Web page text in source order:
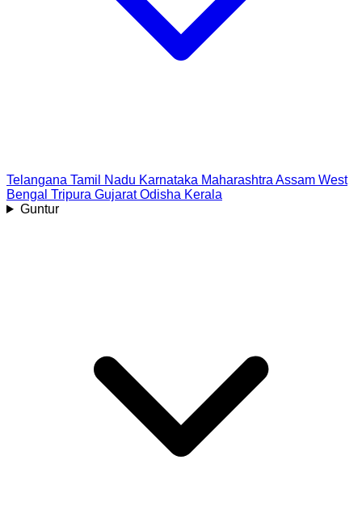
Telangana Tamil Nadu Karnataka Maharashtra Assam West
Bengal Tripura Gujarat Odisha Kerala
Guntur